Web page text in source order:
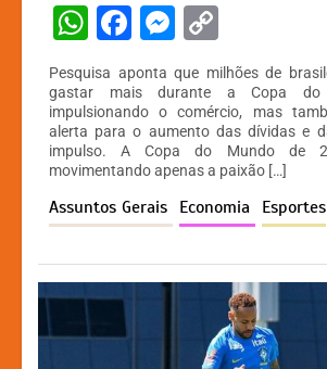
W
h
at
s
A
p
p
F
c
e
b
o
o
k
M
s
s
e
n
g
er
o
p
y
Li
n
k
Pesquisa aponta que milhões de
gastar mais durante a Copa do
impulsionando o comércio, mas
alerta para o aumento das dívidas e
impulso. A Copa do Mundo de
movimentando apenas a paixão […]
Assuntos Gerais Economia Esportes